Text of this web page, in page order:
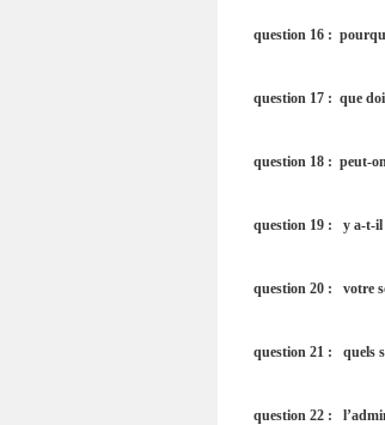
question 16 :
question 17 : que
question 18 : peut-
question 19 : y a-t-il
question 20 : votre
question 21 : quels
question 22 :